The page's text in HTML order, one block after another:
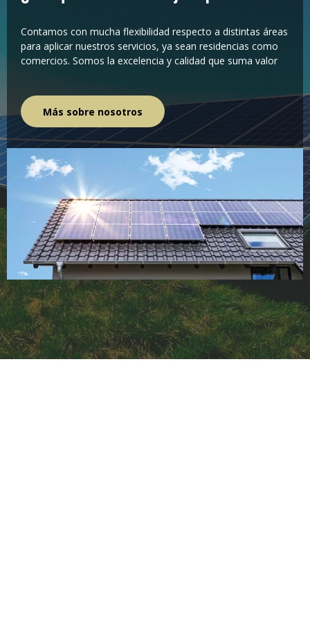
Contamos con mucha flexibilidad respecto a distintas áreas
para aplicar nuestros servicios, ya sean residencias como
comercios. Somos la excelencia y calidad que suma valor
Más sobre nosotros